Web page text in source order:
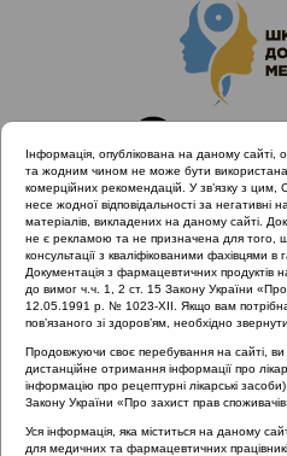
Головна
Проведені заходи
ALLERG.ENT | Вірусні інфекції
COVID-19
Анафілаксія при анестезії
Анафілаксія
Інформація, опублікована на даному
та жодним чином не може бути використана
комерційних рекомендацій. У зв’язку з
несе жодної відповідальності за негативні
матеріалів, викладених на даному сайті.
не є рекламою та не призначена для того,
консультації з кваліфікованими фахівцями в
Документація з фармацевтичних продуктів
до вимог ч.ч. 1, 2 ст. 15 Закону України «Про
12.05.1991 р. № 1023-XII. Якщо вам потрібна
пов’язаного зі здоров’ям, необхідно
Продовжуючи своє перебування на сайті, ви
дистанційне отримання інформації про
інформацію про рецептурні лікарські
Закону України «Про захист прав
Уся інформація, яка міститься на даному
для медичних та фармацевтичних